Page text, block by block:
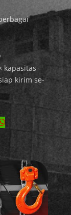
kapasitas
kirim se-